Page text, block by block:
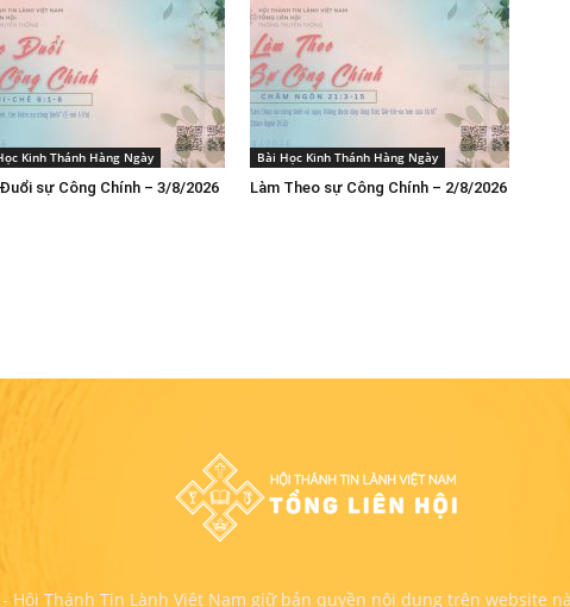
Kinh Thánh Hàng Ngày
sự Công Chính – 3/8/2026
Bài Học Kinh Thánh Hàng Ngày
Làm Theo sự Công Chính – 2/8/2026
Hội Thánh Tin Lành Việt Nam giữ bản quyền nội dung trên website